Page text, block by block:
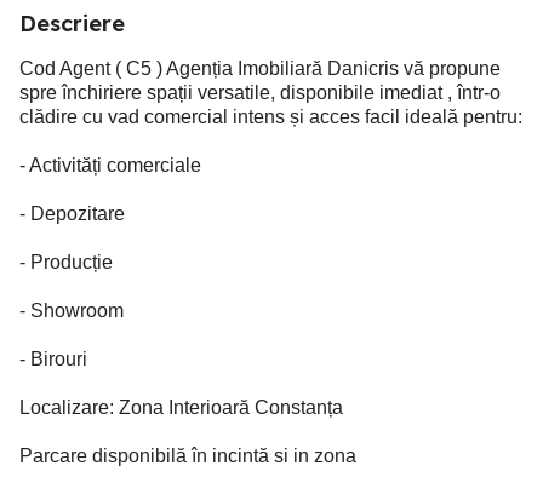
Descriere
Cod Agent ( C5 ) Agenția Imobiliară Danicris vă propune
spre închiriere spații versatile, disponibile imediat , într-o
clădire cu vad comercial intens și acces facil ideală pentru:
- Activități comerciale
- Depozitare
- Producție
- Showroom
- Birouri
Localizare: Zona Interioară Constanța
Parcare disponibilă în incintă si in zona